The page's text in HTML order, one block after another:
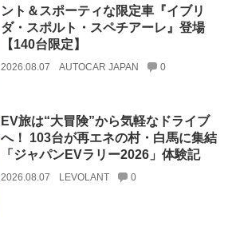
ント＆スポーティな限定車『イブリ
ダ・スポルト・スペチアーレ』登場
【140台限定】
2026.08.07 AUTOCAR JAPAN 0
EV旅は“大冒険”から気軽なドライブ
へ！ 103台が再エネの村・白馬に集結
「ジャパンEVラリー2026」体験記
2026.08.07 LEVOLANT 0